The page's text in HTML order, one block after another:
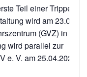
Teil einer Trippel-
wird am
(GVZ) in
wird parallel zur
e. V. am 25.04.2026